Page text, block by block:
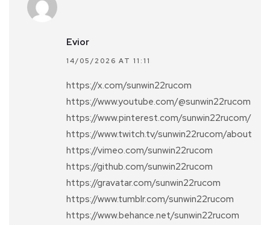
Evior
14/05/2026 AT 11:11
https://x.com/sunwin22rucom
https://www.youtube.com/@sunwin22rucom
https://www.pinterest.com/sunwin22rucom/
https://www.twitch.tv/sunwin22rucom/about
https://vimeo.com/sunwin22rucom
https://github.com/sunwin22rucom
https://gravatar.com/sunwin22rucom
https://www.tumblr.com/sunwin22rucom
https://www.behance.net/sunwin22rucom